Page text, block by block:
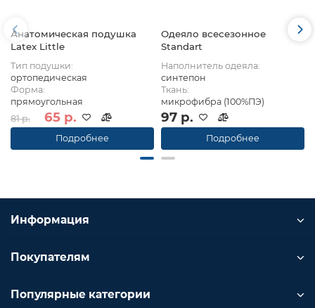
Анатомическая подушка
Latex Little
Тип подушки:
ортопедическая
Форма:
прямоугольная
81 р.
65 р.
Подробнее
Одеяло всесезонное
Standart
Наполнитель одеяла:
синтепон
Ткань:
микрофибра (100%ПЭ)
97 р.
Подробнее
Информация
Покупателям
Популярные категории